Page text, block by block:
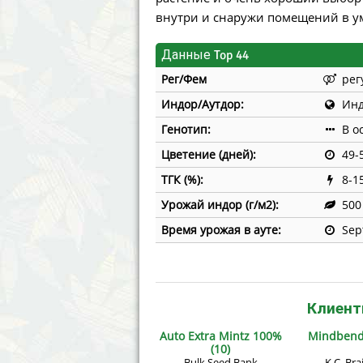
Annabelle´s Garden
Barney´s Farm
Blimburn Seeds
Bulk Seed Bank
Bulldog Seeds
Cannabella Genetics
Fast
G13
Green
House
внутри и снаружи помещений в
Данные Top 44
Рег/Фем
Индор/Аутдор:
Генотип:
В
Цветение (дней):
49-
ТГК (%):
8-
Урожай индор (г/м2):
500
Время урожая в ауте:
Auto Extra Mintz 100%
(10)